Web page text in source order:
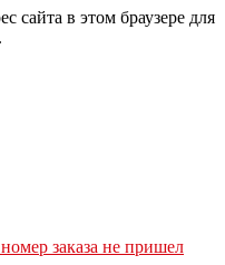
сайта в этом браузере для
номер заказа не пришел